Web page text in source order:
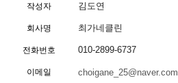
작성자 김도연
회사명 최가네클린
전화번호 010-2899-6737
이메일 choigane_25@naver.com